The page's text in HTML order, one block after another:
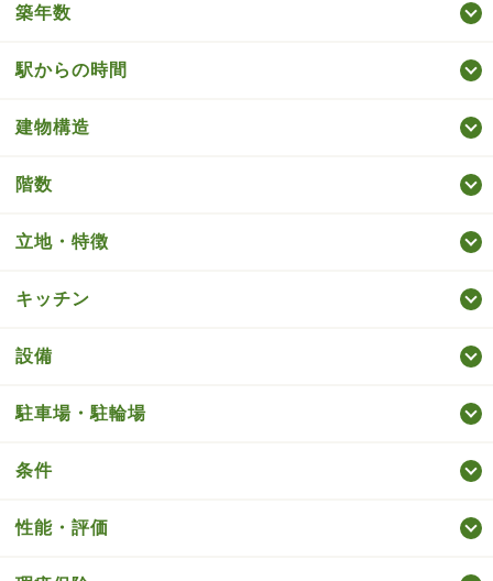
築年数
駅からの時間
建物構造
階数
立地・特徴
キッチン
設備
駐車場・駐輪場
条件
性能・評価